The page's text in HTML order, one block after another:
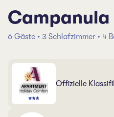
Campanula
6 Gäste • 3 Schlafzimmer • 4
Offizielle